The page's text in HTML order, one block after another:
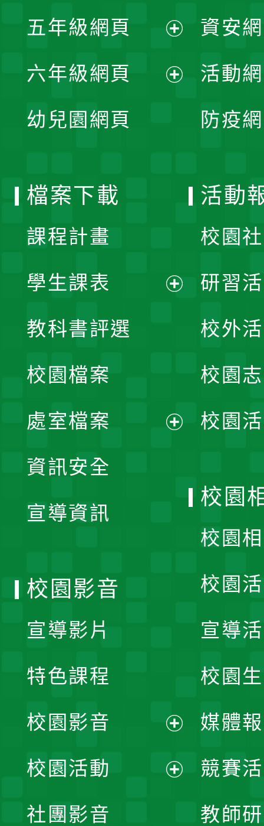
單
選
單
開
選
五年級網頁
開
六年級網頁
幼兒園網頁
資安
活動
防疫
檔案下載
課程計畫
學生課表
單
教科書評選
校園檔案
處室檔案
資訊安全
宣導資訊
活動
校園
研習
校外
校園
校園
校園
校園
校園
宣導
校園
媒體
競賽
教師
校園影音
宣導影片
特色課程
校園影音
開
校園活動
社團影音